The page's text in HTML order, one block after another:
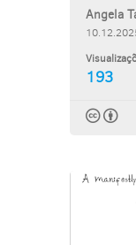
Angela
193